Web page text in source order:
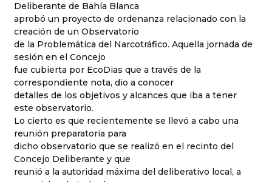
Deliberante de Bahía Blanca
aprobó un proyecto de ordenanza relacionado con la
creación de un Observatorio
de la Problemática del Narcotráfico. Aquella jornada de
sesión en el Concejo
fue cubierta por EcoDias que a través de la
correspondiente nota, dio a conocer
detalles de los objetivos y alcances que iba a tener
este observatorio.
Lo cierto es que recientemente se llevó a cabo una
reunión preparatoria para
dicho observatorio que se realizó en el recinto del
Concejo Deliberante y que
reunió a la autoridad máxima del deliberativo local, a